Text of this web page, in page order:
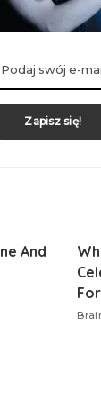
Zapisz się!